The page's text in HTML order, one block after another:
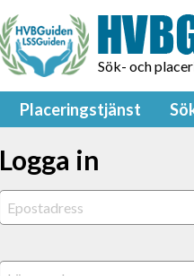
Sök- och
Placeringstjänst
Logga in